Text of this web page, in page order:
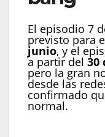
El episodio 7
previsto para
junio, y el
a partir del 30
pero la gran
desde las
confirmado
normal.